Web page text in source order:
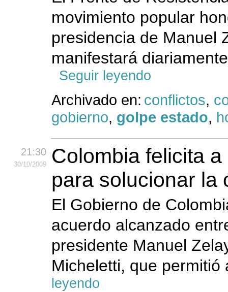
movimiento popular
presidencia de Manuel
manifestará
Seguir leyendo
Archivado en: conflictos,
gobierno, golpe estado,
21:30
30/10/2009
Colombia felicita
para solucionar la
El Gobierno de
acuerdo alcanzado
presidente Manuel
Micheletti, que
leyendo